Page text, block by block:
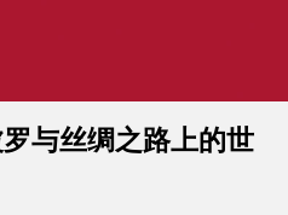
与丝绸之路上的世